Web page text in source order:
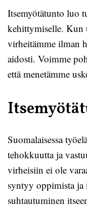
Itsemyötätunto luo
kehittymiselle. Kun
virheitämme ilman
aidosti. Voimme
että menetämme
Suomalaisessa
tehokkuutta ja
virheisiin ei ole
syntyy oppimista
suhtautuminen